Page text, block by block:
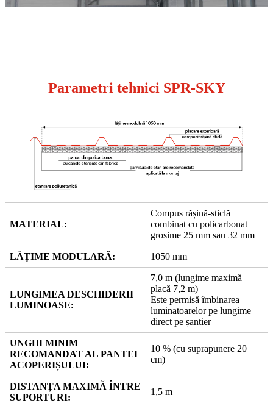
Parametri tehnici SPR-SKY
MATERIAL:
Compus rășină-sticlă
combinat cu policarbonat
grosime 25 mm sau 32 mm
LĂȚIME MODULARĂ: 1050 mm
LUNGIMEA DESCHIDERII
LUMINOASE:
7,0 m (lungime maximă
placă 7,2 m)
Este permisă îmbinarea
luminatoarelor pe lungime
direct pe șantier
UNGHI MINIM
RECOMANDAT AL PANTEI
ACOPERIȘULUI:
10 % (cu suprapunere 20
cm)
DISTANȚA MAXIMĂ ÎNTRE
SUPORTURI:
1,5 m